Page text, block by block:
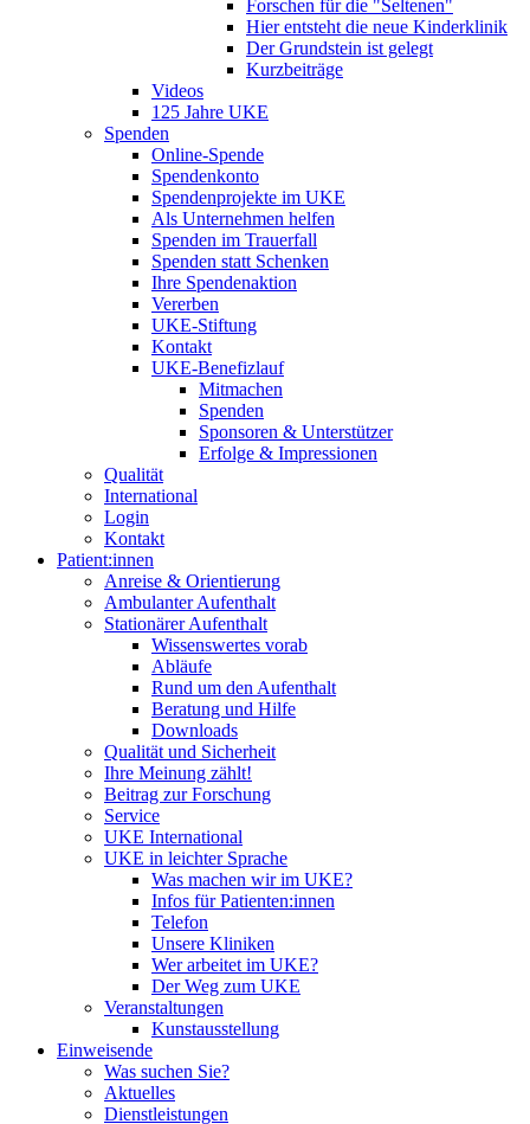
Forschen für die "Seltenen"
Hier entsteht die neue Kinderklinik
Der Grundstein ist gelegt
Kurzbeiträge
Videos
125 Jahre UKE
Spenden
Online-Spende
Spendenkonto
Spendenprojekte im UKE
Als Unternehmen helfen
Spenden im Trauerfall
Spenden statt Schenken
Ihre Spendenaktion
Vererben
UKE-Stiftung
Kontakt
UKE-Benefizlauf
Mitmachen
Spenden
Sponsoren & Unterstützer
Erfolge & Impressionen
Qualität
International
Login
Kontakt
Patient:innen
Anreise & Orientierung
Ambulanter Aufenthalt
Stationärer Aufenthalt
Wissenswertes vorab
Abläufe
Rund um den Aufenthalt
Beratung und Hilfe
Downloads
Qualität und Sicherheit
Ihre Meinung zählt!
Beitrag zur Forschung
Service
UKE International
UKE in leichter Sprache
Was machen wir im UKE?
Infos für Patienten:innen
Telefon
Unsere Kliniken
Wer arbeitet im UKE?
Der Weg zum UKE
Veranstaltungen
Kunstausstellung
Einweisende
Was suchen Sie?
Aktuelles
Dienstleistungen